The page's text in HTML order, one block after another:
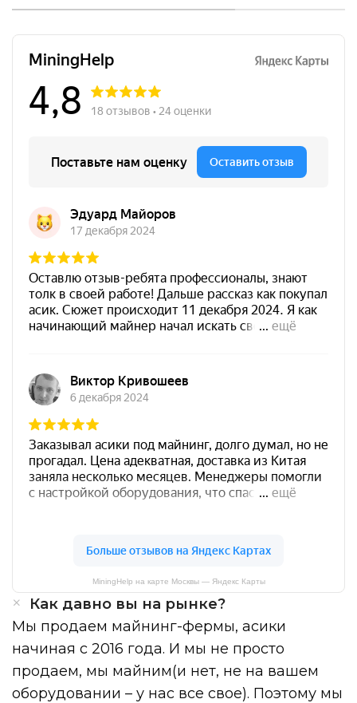
MiningHelp на карте Москвы — Яндекс Карты
Как давно вы на рынке?
Мы продаем майнинг-фермы, асики
начиная с 2016 года. И мы не просто
продаем, мы майним(и нет, не на вашем
оборудовании – у нас все свое). Поэтому мы